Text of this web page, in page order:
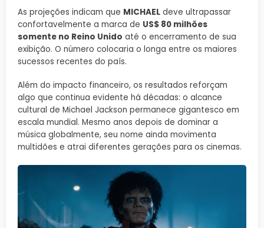
As projeções indicam que MICHAEL deve ultrapassar
confortavelmente a marca de US$ 80 milhões
somente no Reino Unido até o encerramento de sua
exibição. O número colocaria o longa entre os maiores
sucessos recentes do país.
Além do impacto financeiro, os resultados reforçam
algo que continua evidente há décadas: o alcance
cultural de Michael Jackson permanece gigantesco em
escala mundial. Mesmo anos depois de dominar a
música globalmente, seu nome ainda movimenta
multidões e atrai diferentes gerações para os cinemas.